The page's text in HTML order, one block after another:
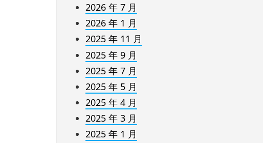
2026 年 7 月
2026 年 1 月
2025 年 11 月
2025 年 9 月
2025 年 7 月
2025 年 5 月
2025 年 4 月
2025 年 3 月
2025 年 1 月